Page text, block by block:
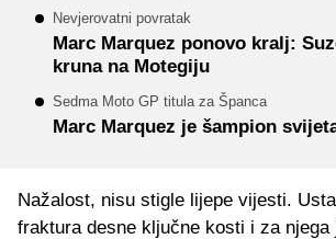
Nevjerovatni povratak
Marc Marquez ponovo kralj:
kruna na Motegiju
Sedma Moto GP titula za Španca
Marc Marquez je šampion
Nažalost, nisu stigle lijepe vijesti.
fraktura desne ključne kosti i za njega